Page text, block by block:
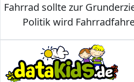
Fahrrad sollte zur
Politik wird